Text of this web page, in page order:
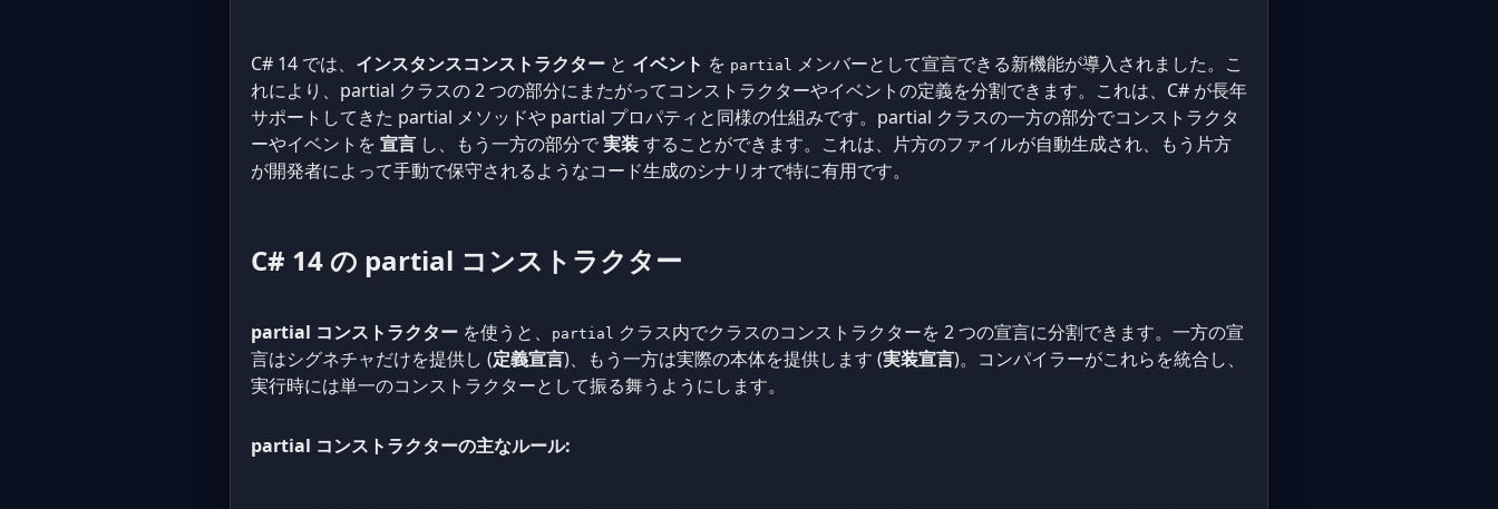
C# 14 では、 インスタンスコンストラクター と イベント を partial メンバーとして宣言できる新機能が導入されました。こ
れにより、partial クラスの 2 つの部分にまたがってコンストラクターやイベントの定義を分割できます。これは、C# が長年
サポートしてきた partial メソッドや partial プロパティと同様の仕組みです。partial クラスの一方の部分でコンストラクタ
ーやイベントを 宣言 し、もう一方の部分で実装することができます。これは、片方のファイルが自動生成され、もう片方
が開発者によって手動で保守されるようなコード生成のシナリオで特に有用です。
C# 14 の partial コンストラクター
partial コンストラクター を使うと、 partial クラス内でクラスのコンストラクターを 2 つの宣言に分割できます。一方の宣
言はシグネチャだけを提供し (定義宣言)、もう一方は実際の本体を提供します (実装宣言)。コンパイラーがこれらを統合し、
実行時には単一のコンストラクターとして振る舞うようにします。
partial コンストラクターの主なルール: